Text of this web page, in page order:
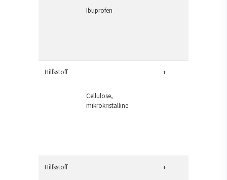
Ibuprofen
Hilfsstoff
Cellulose,
mikrokristalline
+
Hilfsstoff +